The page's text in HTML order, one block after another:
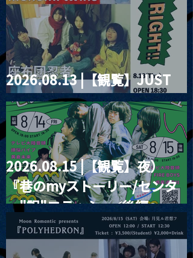
2026.08.13 |【観覧】JUST
RIGHT!! vol.26
2026.08.15 |【観覧】夜）
『巷のmyストーリー/センタ
ー"訳"フラッシュ⚡️後編』